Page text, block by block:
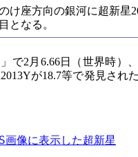
け座方向の銀河に超新星
となる。
で2月6.66日（世界時）
が18.7等で発見され
像に表示した超新星